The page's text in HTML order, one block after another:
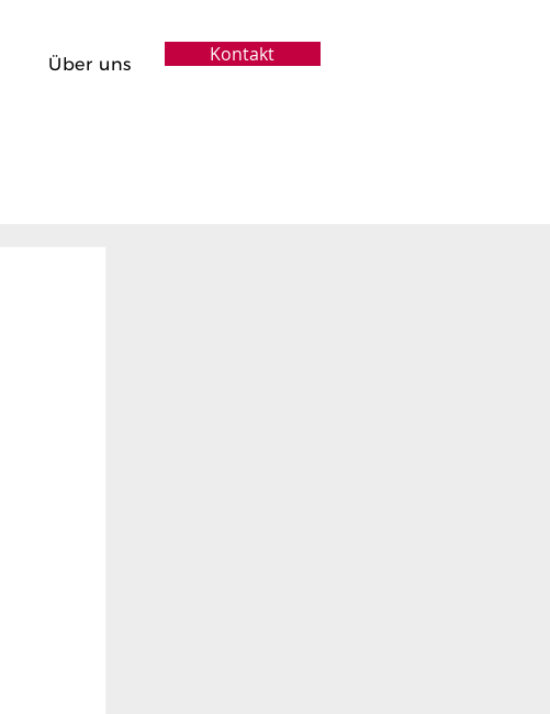
Über uns Kontakt